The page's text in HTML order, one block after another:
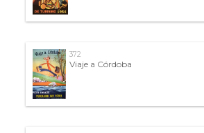
372
Viaje a Córdoba